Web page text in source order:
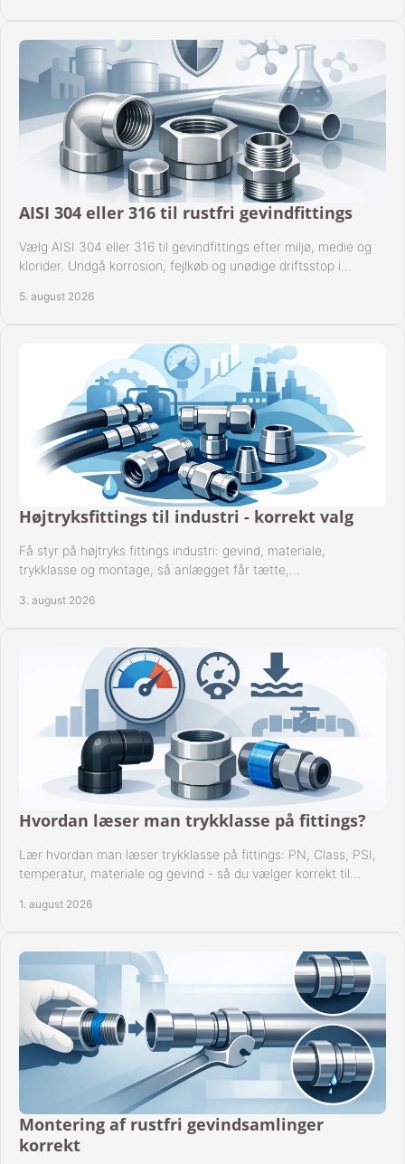
AISI 304 eller 316 til rustfri gevindfittings
Vælg AISI 304 eller 316 til gevindfittings efter miljø, medie og
klorider. Undgå korrosion, fejlkøb og unødige driftsstop i
5. august 2026
Højtryksfittings til industri - korrekt valg
Få styr på højtryks fittings industri: gevind, materiale,
trykklasse og montage, så anlægget får tætte,
3. august 2026
Hvordan læser man trykklasse på fittings?
Lær hvordan man læser trykklasse på fittings: PN, Class, PSI,
temperatur, materiale og gevind - så du vælger korrekt til
1. august 2026
Montering af rustfri gevindsamlinger
korrekt